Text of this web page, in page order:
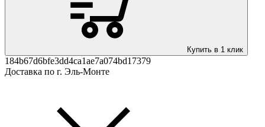
Купить в 1 клик
184b67d6bfe3dd4ca1ae7a074bd17379
Доставка по г. Эль-Монте